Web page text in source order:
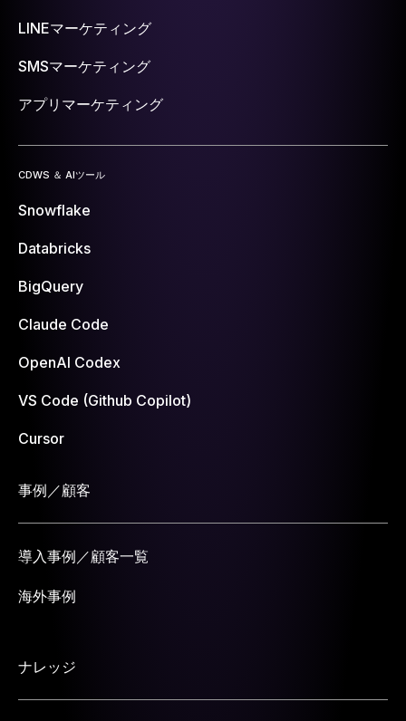
LINEマーケティング
SMSマーケティング
アプリマーケティング
CDWS ＆ AIツール
Snowflake
Databricks
BigQuery
Claude Code
OpenAI Codex
VS Code (Github Copilot)
Cursor
事例／顧客
導入事例／顧客一覧
海外事例
ナレッジ